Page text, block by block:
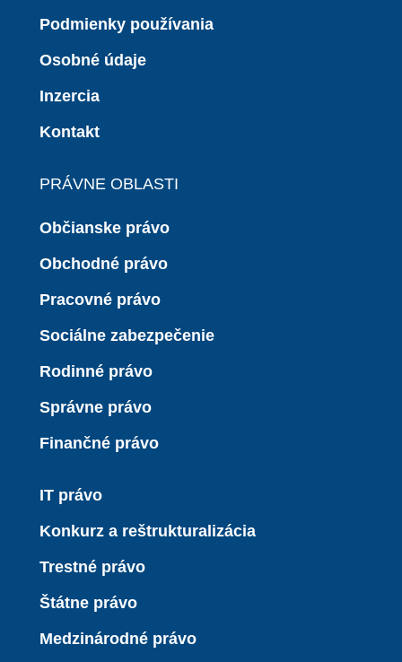
Podmienky používania
Osobné údaje
Inzercia
Kontakt
PRÁVNE OBLASTI
Občianske právo
Obchodné právo
Pracovné právo
Sociálne zabezpečenie
Rodinné právo
Správne právo
Finančné právo
IT právo
Konkurz a reštrukturalizácia
Trestné právo
Štátne právo
Medzinárodné právo